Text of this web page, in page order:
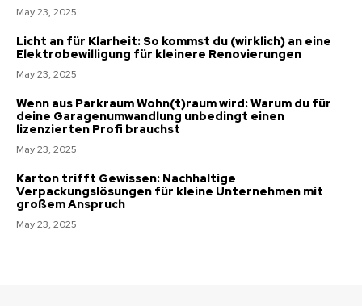
May 23, 2025
Licht an für Klarheit: So kommst du (wirklich) an eine
Elektrobewilligung für kleinere Renovierungen
May 23, 2025
Wenn aus Parkraum Wohn(t)raum wird: Warum du für
deine Garagenumwandlung unbedingt einen
lizenzierten Profi brauchst
May 23, 2025
Karton trifft Gewissen: Nachhaltige
Verpackungslösungen für kleine Unternehmen mit
großem Anspruch
May 23, 2025